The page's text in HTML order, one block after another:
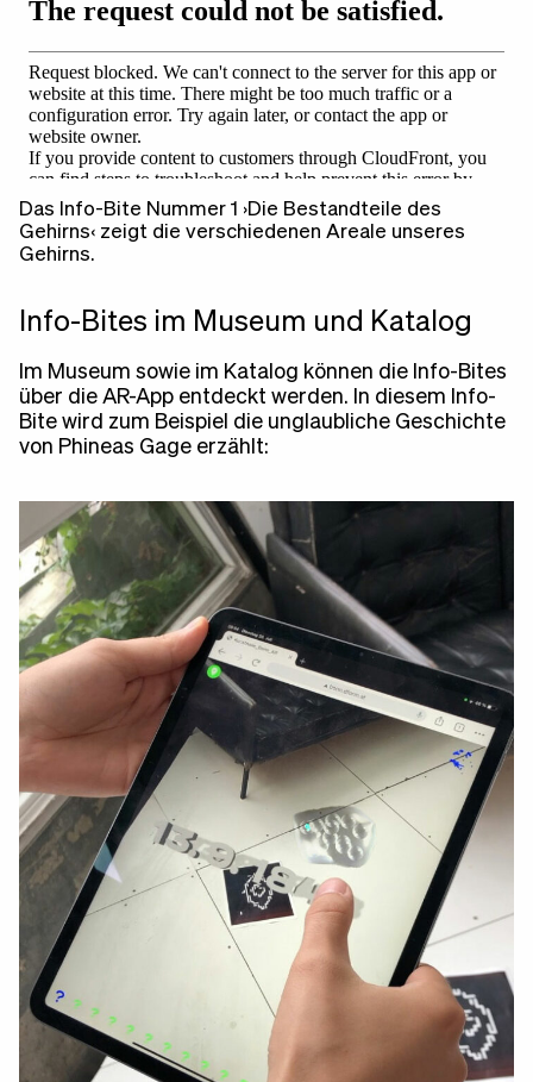
Das Info-Bite Nummer 1 ›Die Bestandteile des
Gehirns‹ zeigt die verschiedenen Areale unseres
Gehirns.
Info-Bites im Museum und Katalog
Im Museum sowie im Katalog können die Info-Bites
über die AR-App entdeckt werden. In diesem Info-
Bite wird zum Beispiel die unglaubliche Geschichte
von Phineas Gage erzählt: